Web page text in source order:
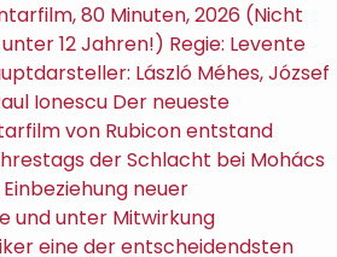
80 Minuten, 2026 (Nicht
12 Jahren!) Regie: Levente
László Méhes, József
Ionescu Der neueste
von Rubicon entstand
der Schlacht bei Mohács
neuer
und unter Mitwirkung
eine der entscheidendsten